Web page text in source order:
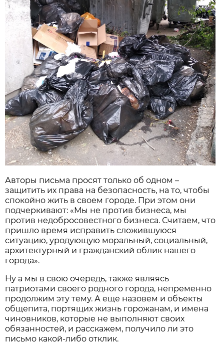
Авторы письма просят только об одном –
защитить их права на безопасность, на то, чтобы
спокойно жить в своем городе. При этом они
подчеркивают: «Мы не против бизнеса, мы
против недобросовестного бизнеса. Считаем, что
пришло время исправить сложившуюся
ситуацию, уродующую моральный, социальный,
архитектурный и гражданский облик нашего
города».
Ну а мы в свою очередь, также являясь
патриотами своего родного города, непременно
продолжим эту тему. А еще назовем и объекты
общепита, портящих жизнь горожанам, и имена
чиновников, которые не выполняют своих
обязанностей, и расскажем, получило ли это
письмо какой-либо отклик.